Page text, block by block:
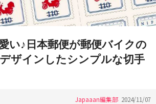
い♪日本郵便が郵便バイクの
ザインしたシンプルな切手
Japaaan編集部 2024/11/07